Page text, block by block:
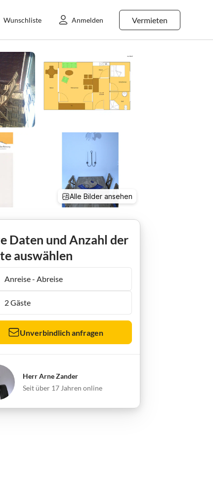
Vermieten
Wunschliste Anmelden
Alle Bilder ansehen
/ Wittdün
Daten und Anzahl der
auswählen
Anreise- Abreise
Unverbindlich anfragen
Herr Arne Zander
Seit über 17 Jahren online